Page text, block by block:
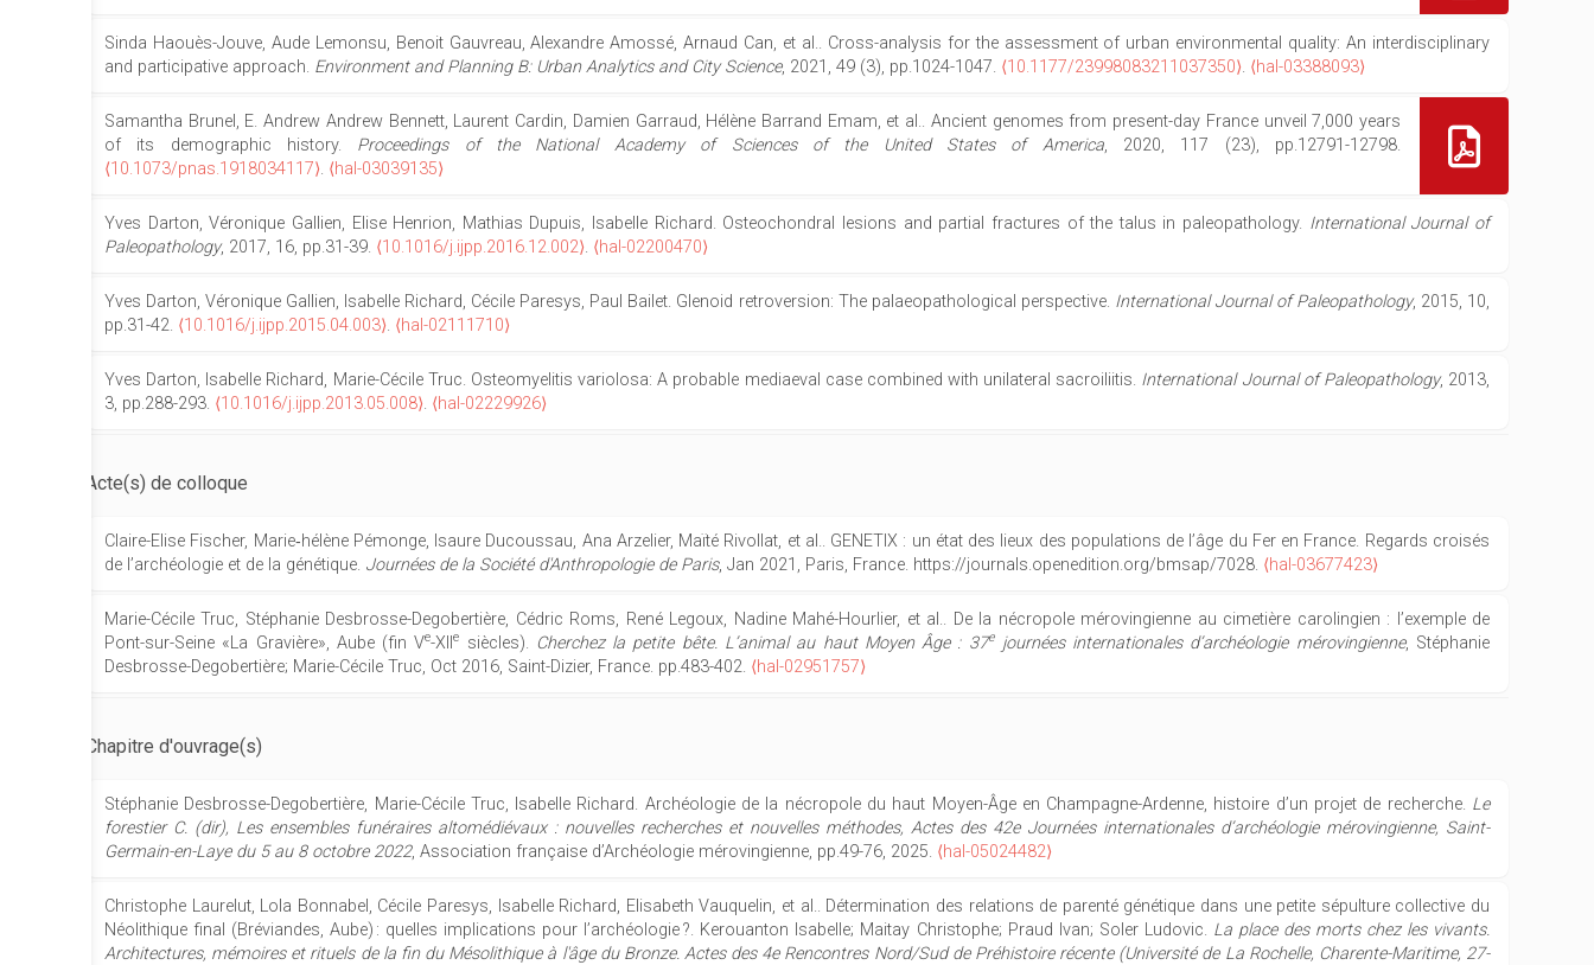
Sinda Haouès-Jouve, Aude Lemonsu, Benoit Gauvreau, Alexandre Amossé, Arnaud Can, et al.. Cross-analysis for the assessment of urban environmental quality: An interdisciplinary
and participative approach. Environment and Planning B: Urban Analytics and City Science, 2021, 49 (3), pp.1024-1047. ⟨10.1177/23998083211037350⟩. ⟨hal-03388093⟩
Samantha Brunel, E. Andrew Andrew Bennett, Laurent Cardin, Damien Garraud, Hélène Barrand Emam, et al.. Ancient genomes from present-day France unveil 7,000 years
of its demographic history. Proceedings of the National Academy of Sciences of the United States of America, 2020, 117 (23), pp.12791-12798.
⟨10.1073/pnas.1918034117⟩. ⟨hal-03039135⟩
Yves Darton, Véronique Gallien, Elise Henrion, Mathias Dupuis, Isabelle Richard. Osteochondral lesions and partial fractures of the talus in paleopathology. International Journal of
Paleopathology, 2017, 16, pp.31-39. ⟨10.1016/j.ijpp.2016.12.002⟩. ⟨hal-02200470⟩
Yves Darton, Véronique Gallien, Isabelle Richard, Cécile Paresys, Paul Bailet. Glenoid retroversion: The palaeopathological perspective. International Journal of Paleopathology, 2015, 10,
pp.31-42. ⟨10.1016/j.ijpp.2015.04.003⟩. ⟨hal-02111710⟩
Yves Darton, Isabelle Richard, Marie-Cécile Truc. Osteomyelitis variolosa: A probable mediaeval case combined with unilateral sacroiliitis. International Journal of Paleopathology, 2013,
3, pp.288-293. ⟨10.1016/j.ijpp.2013.05.008⟩. ⟨hal-02229926⟩
Acte(s) de colloque
Claire-Elise Fischer, Marie‐hélène Pémonge, Isaure Ducoussau, Ana Arzelier, Maïté Rivollat, et al.. GENETIX : un état des lieux des populations de l’âge du Fer en France. Regards croisés
de l’archéologie et de la génétique. Journées de la Société d'Anthropologie de Paris, Jan 2021, Paris, France. https://journals.openedition.org/bmsap/7028. ⟨hal-03677423⟩
Marie-Cécile Truc, Stéphanie Desbrosse-Degobertière, Cédric Roms, René Legoux, Nadine Mahé-Hourlier, et al.. De la nécropole mérovingienne au cimetière carolingien : l’exemple de
Pont-sur-Seine «La Gravière», Aube (fin Ve-XIIe siècles). Cherchez la petite bête. L’animal au haut Moyen Âge : 37ejournées internationales d’archéologie mérovingienne, Stéphanie
Desbrosse-Degobertière; Marie-Cécile Truc, Oct 2016, Saint-Dizier, France. pp.483-402. ⟨hal-02951757⟩
Chapitre d'ouvrage(s)
Stéphanie Desbrosse-Degobertière, Marie-Cécile Truc, Isabelle Richard. Archéologie de la nécropole du haut Moyen-Âge en Champagne-Ardenne, histoire d’un projet de recherche. Le
forestier C. (dir), Les ensembles funéraires altomédiévaux : nouvelles recherches et nouvelles méthodes, Actes des 42e Journées internationales d’archéologie mérovingienne, Saint-
Germain-en-Laye du 5 au 8 octobre 2022, Association française d’Archéologie mérovingienne, pp.49-76, 2025. ⟨hal-05024482⟩
Christophe Laurelut, Lola Bonnabel, Cécile Paresys, Isabelle Richard, Elisabeth Vauquelin, et al.. Détermination des relations de parenté génétique dans une petite sépulture collective du
Néolithique final (Bréviandes, Aube) : quelles implications pour l’archéologie ?. Kerouanton Isabelle; Maitay Christophe; Praud Ivan; Soler Ludovic. La place des morts chez les vivants.
Architectures, mémoires et rituels de la fin du Mésolithique à l'âge du Bronze. Actes des 4e Rencontres Nord/Sud de Préhistoire récente (Université de La Rochelle, Charente-Maritime, 27-